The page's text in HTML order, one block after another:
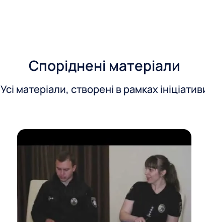
Споріднені матеріали
Усі матеріали, створені в рамках